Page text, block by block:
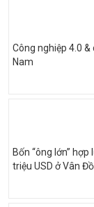
Công nghiệp 4.0
Nam
Bốn “ông lớn”
triệu USD ở Vân